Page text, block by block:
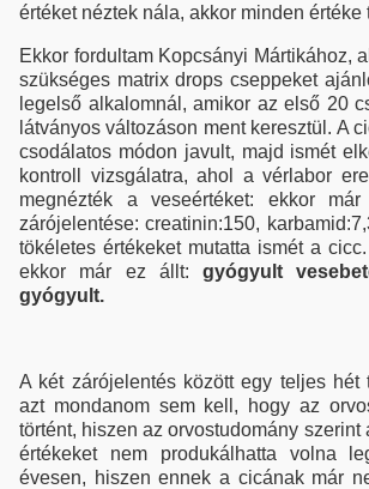
értéket néztek nála, akkor minden értéke
Ekkor fordultam Kopcsányi Mártikához,
szükséges matrix drops cseppeket
legelső alkalomnál, amikor az első 20
látványos változáson ment keresztül. A
csodálatos módon javult, majd ismét
kontroll vizsgálatra, ahol a vérlabor
megnézték a veseértéket: ekkor
zárójelentése: creatinin:150,
tökéletes értékeket mutatta ismét a
ekkor már ez állt: gyógyult
gyógyult.
A két zárójelentés között egy teljes hét
azt mondanom sem kell, hogy az
történt, hiszen az orvostudomány szerint
értékeket nem produkálhatta volna
évesen, hiszen ennek a cicának már